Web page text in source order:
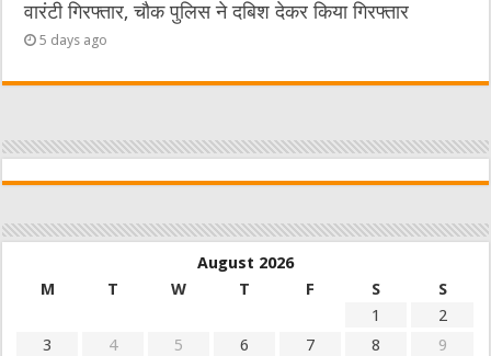
वारंटी गिरफ्तार, चौक पुलिस ने दबिश देकर किया गिरफ्तार
5 days ago
August 2026
M
T W T F S
S
1
2
3
4 5 6 7 8
9